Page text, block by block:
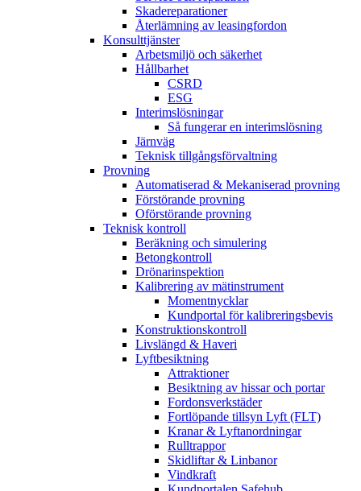
Skadereparationer
Återlämning av leasingfordon
Konsulttjänster
Arbetsmiljö och säkerhet
Hållbarhet
CSRD
ESG
Interimslösningar
Så fungerar en interimslösning
Järnväg
Teknisk tillgångsförvaltning
Provning
Automatiserad & Mekaniserad provning
Förstörande provning
Oförstörande provning
Teknisk kontroll
Beräkning och simulering
Betongkontroll
Drönarinspektion
Kalibrering av mätinstrument
Momentnycklar
Kundportal för kalibreringsbevis
Konstruktionskontroll
Livslängd & Haveri
Lyftbesiktning
Attraktioner
Besiktning av hissar och portar
Fordonsverkstäder
Fortlöpande tillsyn Lyft (FLT)
Kranar & Lyftanordningar
Rulltrappor
Skidliftar & Linbanor
Vindkraft